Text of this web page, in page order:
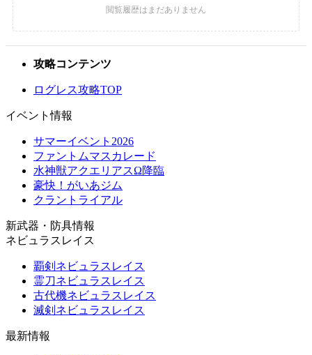
攻略コンテンツ
ログレス攻略TOP
イベント情報
サマーイベント2026
ファントムマスカレード
水神獣アクエリアスΩ降臨
豪快！がいあジム
クラントライアル
新武器・防具情報
ネビュラスレイス
覇剣ネビュラスレイス
霊刀ネビュラスレイス
古代機ネビュラスレイス
滅剣ネビュラスレイス
最新情報